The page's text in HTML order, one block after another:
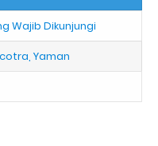
Wajib Dikunjungi
Yaman